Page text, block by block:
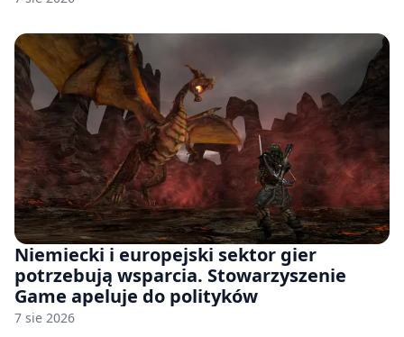
Niemiecki i europejski sektor gier
potrzebują wsparcia. Stowarzyszenie
Game apeluje do polityków
7 sie 2026